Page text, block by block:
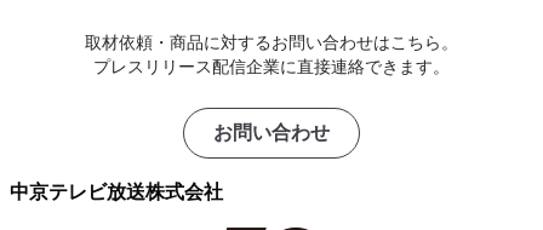
取材依頼・商品に対するお問い合わせはこちら。
プレスリリース配信企業に直接連絡できます。
お問い合わせ
中京テレビ放送株式会社